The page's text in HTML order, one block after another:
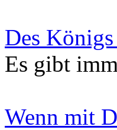
Des
Es gibt
Wenn mit